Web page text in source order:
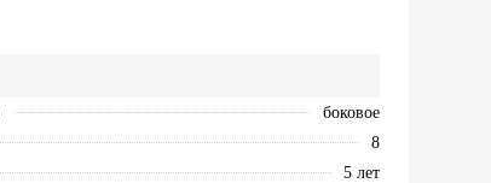
боковое
8
5 лет